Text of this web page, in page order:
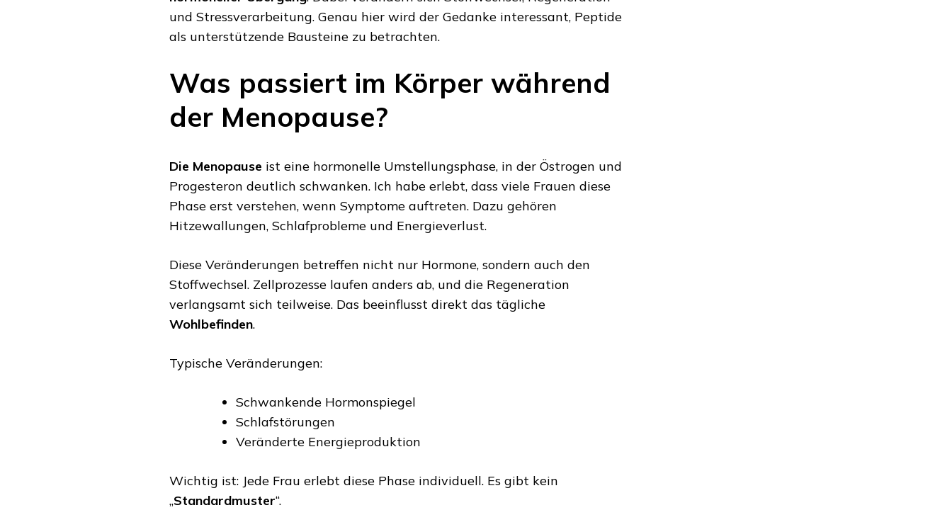
und Stressverarbeitung. Genau hier wird der Gedanke interessant, Peptide
als unterstützende Bausteine zu betrachten.
Was passiert im Körper während
der Menopause?
Die Menopause ist eine hormonelle Umstellungsphase, in der Östrogen und
Progesteron deutlich schwanken. Ich habe erlebt, dass viele Frauen diese
Phase erst verstehen, wenn Symptome auftreten. Dazu gehören
Hitzewallungen, Schlafprobleme und Energieverlust.
Diese Veränderungen betreffen nicht nur Hormone, sondern auch den
Stoffwechsel. Zellprozesse laufen anders ab, und die Regeneration
verlangsamt sich teilweise. Das beeinflusst direkt das tägliche
Wohlbefinden.
Typische Veränderungen:
Schwankende Hormonspiegel
Schlafstörungen
Veränderte Energieproduktion
Wichtig ist: Jede Frau erlebt diese Phase individuell. Es gibt kein
„Standardmuster“.